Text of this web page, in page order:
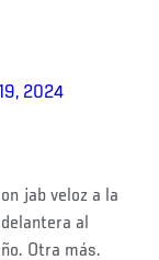
2024
jab veloz a la
al
Otra más.